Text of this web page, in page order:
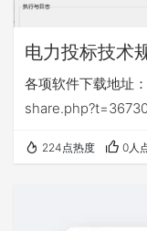
电力投标技术
各项软件下载地址
224点热度 0人